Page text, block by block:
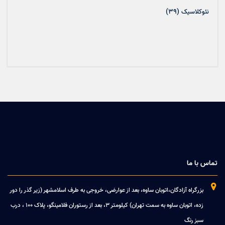
نئوکلاسیک (39)
تماس با ما

بزرگراه آزادگان،اتوبان ساوه، بعد از عوارضی، خروجی به طرف اسلامشهر (زیر گذر را دور
زده، اتوبان ساوه به سمت تهران) کیلومتر 3، بعد از رستوران فلامینگو، پلاک 100 ، درب
سبز رنگ